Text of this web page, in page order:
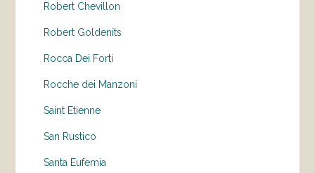
Robert Chevillon
Robert Goldenits
Rocca Dei Forti
Rocche dei Manzoni
Saint Etienne
San Rustico
Santa Eufemia